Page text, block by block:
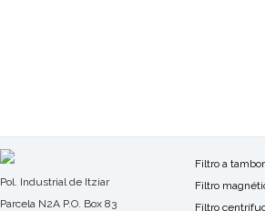
Pol. Industrial de Itziar
Parcela N2A P.O. Box 83
Filtro a tambor
Filtro
Filtro